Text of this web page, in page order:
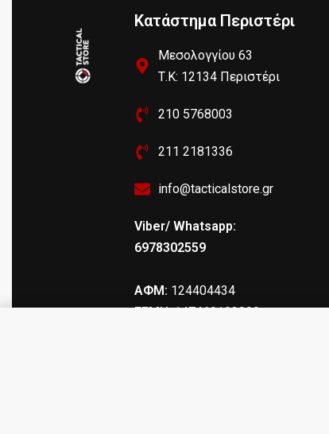
Κατάστημα Περιστέρι
Μεσολογγίου 63
Τ.Κ: 12134 Περιστέρι
210 5768003
211 2181336
info@tacticalstore.gr
Viber/ Whatsapp:
6978302559
ΑΦΜ: 124404434
ΓΕΜΗ: 147469103000